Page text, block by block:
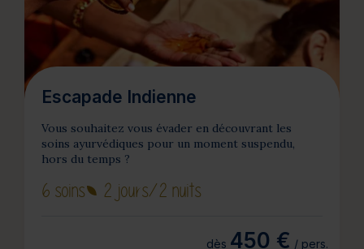
Escapade Indienne
Vous souhaitez vous évader en découvrant les
soins ayurvédiques pour un moment suspendu,
hors du temps ?
6 soins 2 jours/2 nuits
dès 450 € / pers.